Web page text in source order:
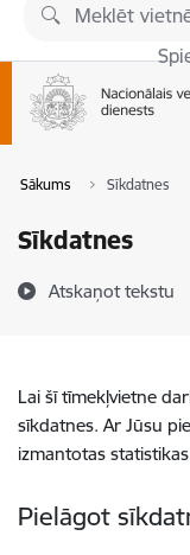
Pāriet uz lapas saturu
Sākums Sīkdatnes
Sīkdatnes
Atskaņot tekstu
Lai šī tīmekļvietne
sīkdatnes. Ar Jūsu
izmantotas
Pielāgot